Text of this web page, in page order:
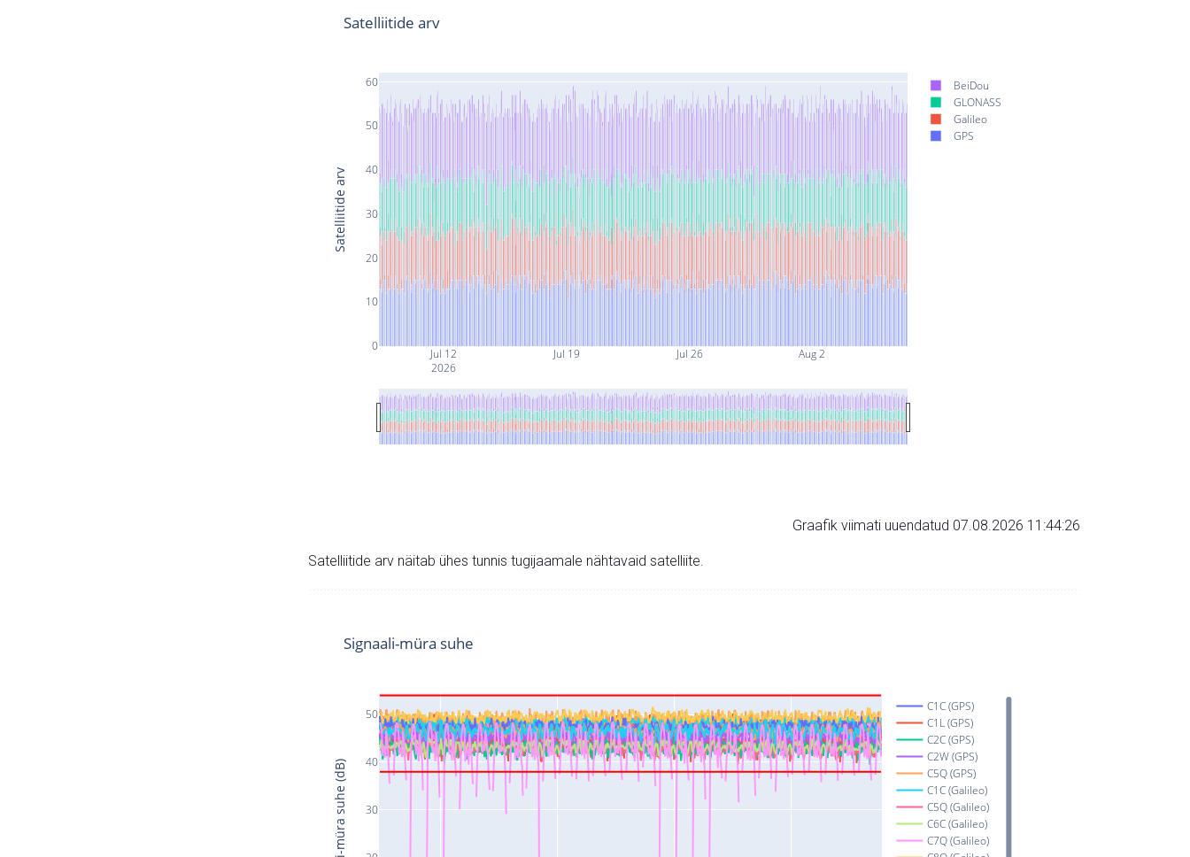
Jul 12
2026
Jul 19 Jul 26 Aug 2
0
10
20
30
40
50
60
BeiDou
GLONASS
Galileo
GPS
Satelliitide arv
Satelliitide arv
Graafik viimati uuendatud 07.08.2026 11:44:26
Satelliitide arv näitab ühes tunnis tugijaamale nähtavaid satelliite.
30
40
50
C1C (GPS)
C1L (GPS)
C2C (GPS)
C2W (GPS)
C5Q (GPS)
C1C (Galileo)
C5Q (Galileo)
C6C (Galileo)
C7Q (Galileo)
Signaali-müra suhe